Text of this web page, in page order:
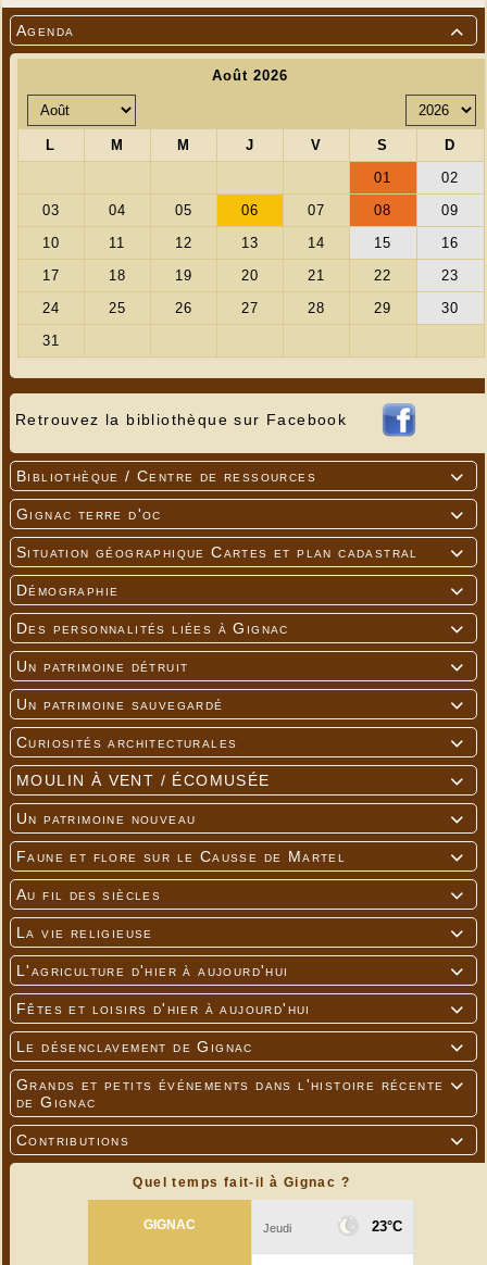

Agenda
Retrouvez la bibliothèque sur Facebook

Bibliothèque / Centre de ressources

Gignac terre d'oc

Situation géographique Cartes et plan cadastral

Démographie

Des personnalités liées à Gignac

Un patrimoine détruit

Un patrimoine sauvegardé

Curiosités architecturales

MOULIN À VENT / ÉCOMUSÉE

Un patrimoine nouveau

Faune et flore sur le Causse de Martel

Au fil des siècles

La vie religieuse

L'agriculture d'hier à aujourd'hui

Fêtes et loisirs d'hier à aujourd'hui

Le désenclavement de Gignac

Grands et petits événements dans l'histoire récente
de Gignac

Contributions
Quel temps fait-il à Gignac ?